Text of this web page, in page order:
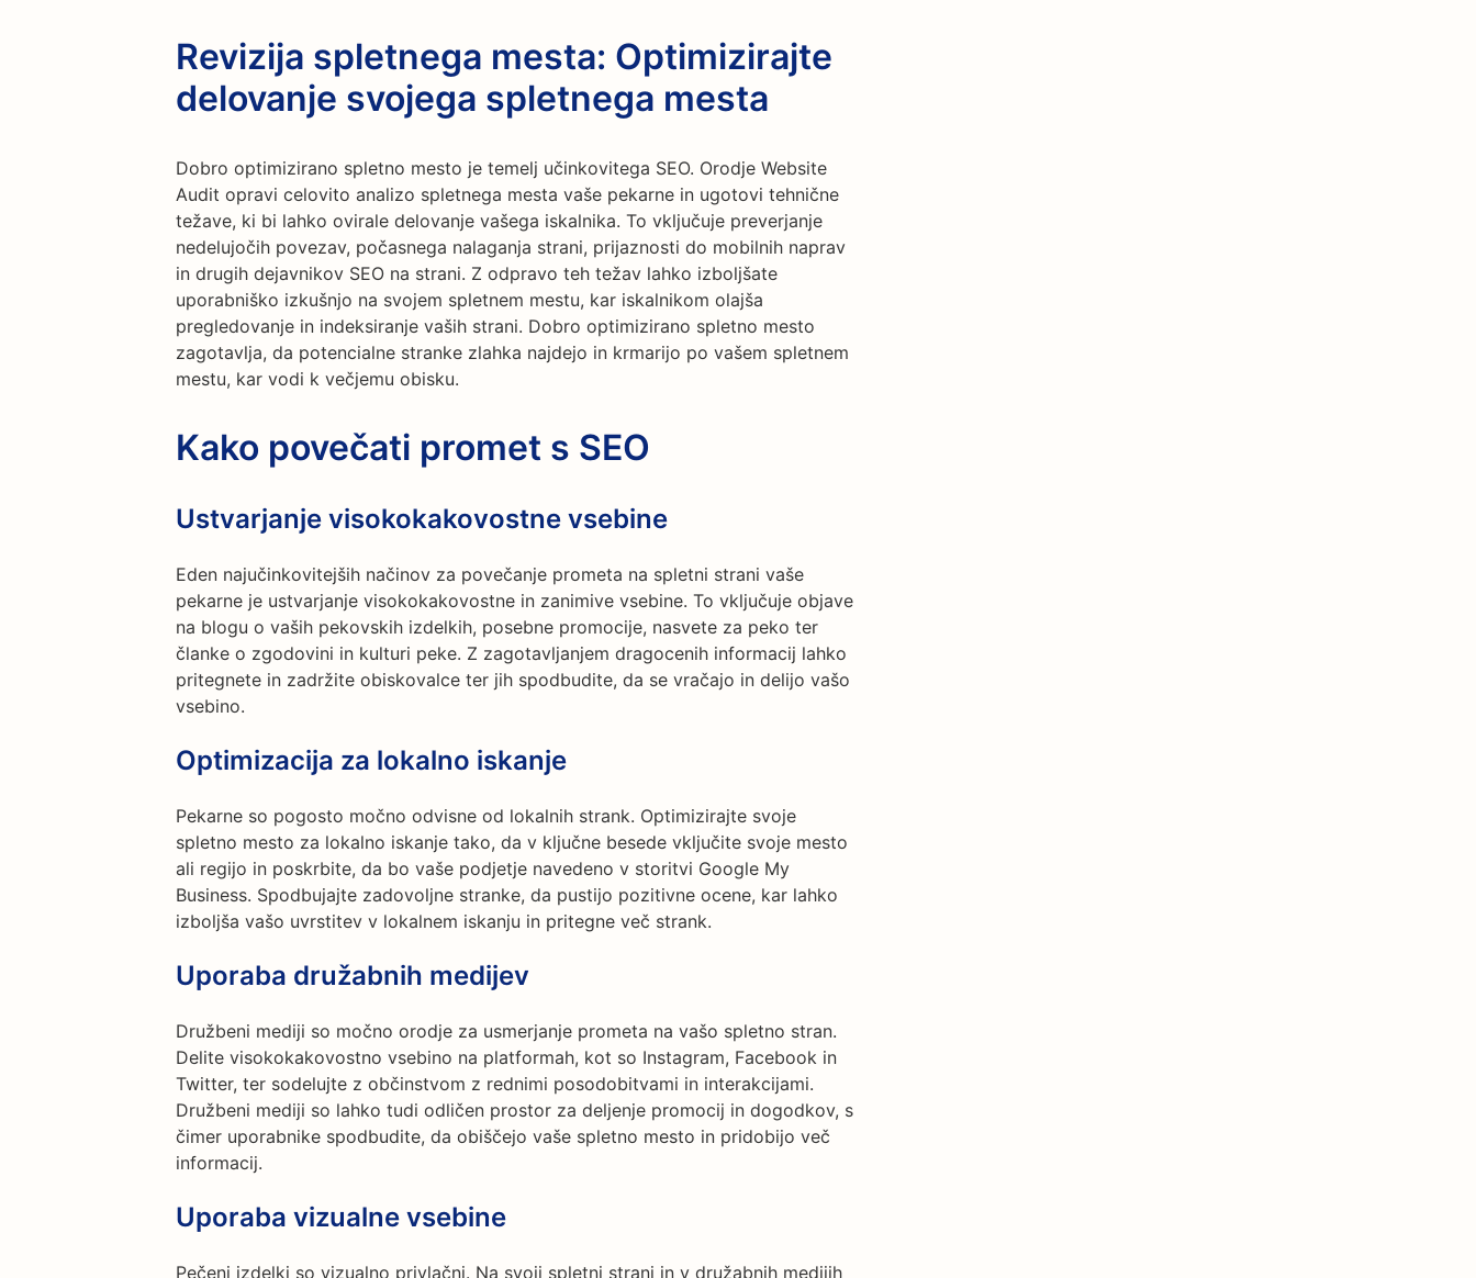
Revizija spletnega mesta: Optimizirajte
delovanje svojega spletnega mesta
Dobro optimizirano spletno mesto je temelj učinkovitega SEO. Orodje Website
Audit opravi celovito analizo spletnega mesta vaše pekarne in ugotovi tehnične
težave, ki bi lahko ovirale delovanje vašega iskalnika. To vključuje preverjanje
nedelujočih povezav, počasnega nalaganja strani, prijaznosti do mobilnih naprav
in drugih dejavnikov SEO na strani. Z odpravo teh težav lahko izboljšate
uporabniško izkušnjo na svojem spletnem mestu, kar iskalnikom olajša
pregledovanje in indeksiranje vaših strani. Dobro optimizirano spletno mesto
zagotavlja, da potencialne stranke zlahka najdejo in krmarijo po vašem spletnem
mestu, kar vodi k večjemu obisku.
Kako povečati promet s SEO
Ustvarjanje visokokakovostne vsebine
Eden najučinkovitejših načinov za povečanje prometa na spletni strani vaše
pekarne je ustvarjanje visokokakovostne in zanimive vsebine. To vključuje objave
na blogu o vaših pekovskih izdelkih, posebne promocije, nasvete za peko ter
članke o zgodovini in kulturi peke. Z zagotavljanjem dragocenih informacij lahko
pritegnete in zadržite obiskovalce ter jih spodbudite, da se vračajo in delijo vašo
vsebino.
Optimizacija za lokalno iskanje
Pekarne so pogosto močno odvisne od lokalnih strank. Optimizirajte svoje
spletno mesto za lokalno iskanje tako, da v ključne besede vključite svoje mesto
ali regijo in poskrbite, da bo vaše podjetje navedeno v storitvi Google My
Business. Spodbujajte zadovoljne stranke, da pustijo pozitivne ocene, kar lahko
izboljša vašo uvrstitev v lokalnem iskanju in pritegne več strank.
Uporaba družabnih medijev
Družbeni mediji so močno orodje za usmerjanje prometa na vašo spletno stran.
Delite visokokakovostno vsebino na platformah, kot so Instagram, Facebook in
Twitter, ter sodelujte z občinstvom z rednimi posodobitvami in interakcijami.
Družbeni mediji so lahko tudi odličen prostor za deljenje promocij in dogodkov, s
čimer uporabnike spodbudite, da obiščejo vaše spletno mesto in pridobijo več
informacij.
Uporaba vizualne vsebine
Pečeni izdelki so vizualno privlačni. Na svoji spletni strani in v družabnih medijih